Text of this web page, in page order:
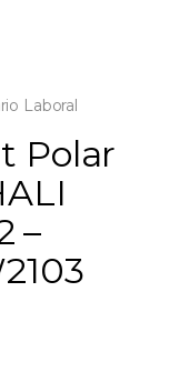
Laboral
Polar
–